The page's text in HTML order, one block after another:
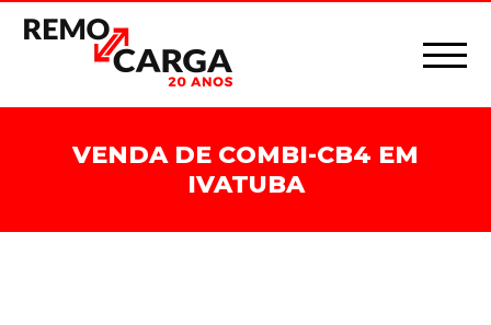
VENDA DE COMBI-CB4 EM
IVATUBA